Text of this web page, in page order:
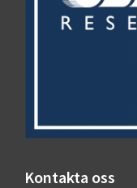
Kontakta oss